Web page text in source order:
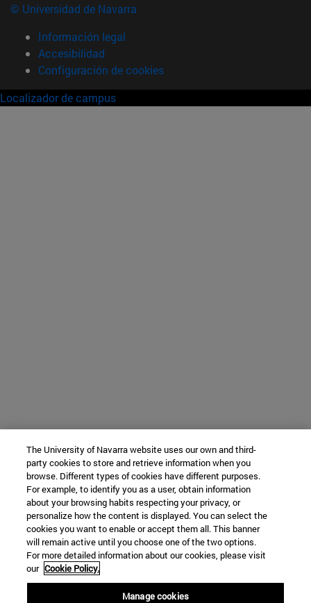
© Universidad de Navarra
Información legal
Accesibilidad
Configuración de cookies
Localizador de campus
The University of Navarra website uses our own and third-
party cookies to store and retrieve information when you
browse. Different types of cookies have different purposes.
For example, to identify you as a user, obtain information
about your browsing habits respecting your privacy, or
personalize how the content is displayed. You can select the
cookies you want to enable or accept them all. This banner
will remain active until you choose one of the two options.
For more detailed information about our cookies, please visit
our Cookie Policy.
Manage cookies